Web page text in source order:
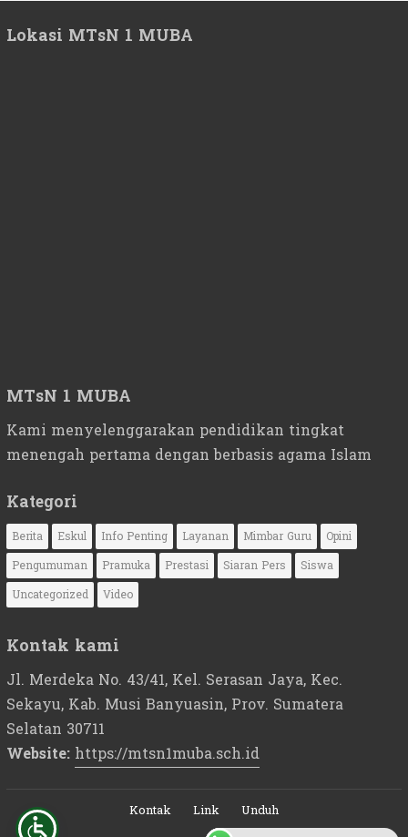
Lokasi MTsN 1 MUBA
MTsN 1 MUBA
Kami menyelenggarakan pendidikan tingkat
menengah pertama dengan berbasis agama Islam
Kategori
Berita Eskul Info Penting Layanan Mimbar Guru
Opini
Pengumuman
Pramuka Prestasi Siaran Pers
Siswa
Uncategorized
Video
Kontak kami
Jl. Merdeka No. 43/41, Kel. Serasan Jaya, Kec.
Sekayu, Kab. Musi Banyuasin, Prov. Sumatera
Selatan 30711
Website: https://mtsn1muba.sch.id
Kontak Link
Unduh